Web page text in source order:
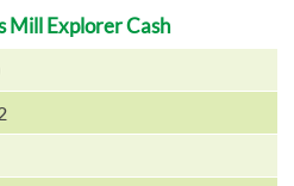
Mill Explorer Cash